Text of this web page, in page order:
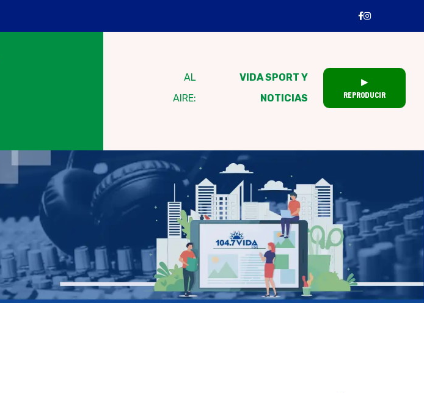
AL
AIRE:
VIDA SPORT Y
NOTICIAS
▶
REPRODUCIR